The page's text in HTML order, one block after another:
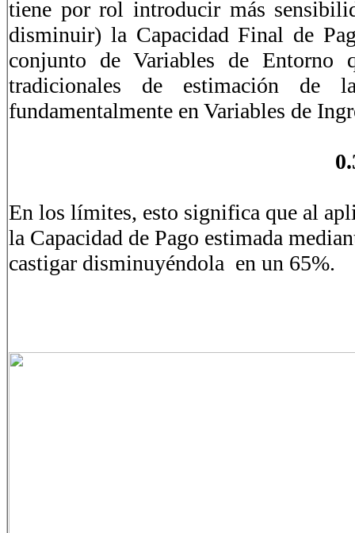
tiene por rol introducir más
disminuir) la Capacidad Final de
conjunto de Variables de Entorno
tradicionales de estimación de
fundamentalmente en Variables de
En los límites, esto significa que al
la Capacidad de Pago estimada
castigar disminuyéndola en un 65%.